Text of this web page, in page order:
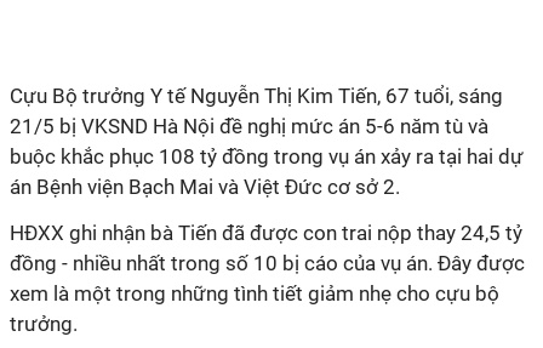
Cựu Bộ trưởng Y tế Nguyễn Thị Kim Tiến, 67 tuổi, sáng
21/5 bị VKSND Hà Nội đề nghị mức án 5-6 năm tù và
buộc khắc phục 108 tỷ đồng trong vụ án xảy ra tại hai dự
án Bệnh viện Bạch Mai và Việt Đức cơ sở 2.
HĐXX ghi nhận bà Tiến đã được con trai nộp thay 24,5 tỷ
đồng - nhiều nhất trong số 10 bị cáo của vụ án. Đây được
xem là một trong những tình tiết giảm nhẹ cho cựu bộ
trưởng.